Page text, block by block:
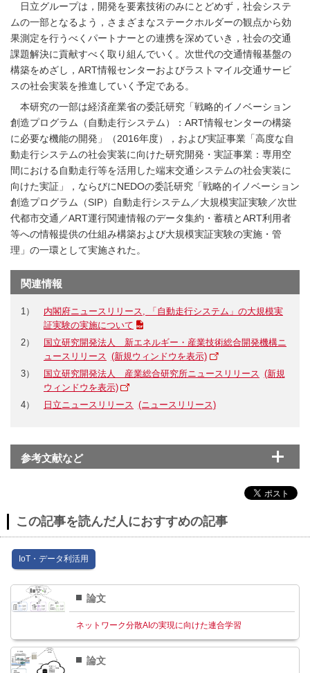
日立グループは，開発を要素技術のみにとどめず，社会システ
ムの一部となるよう，さまざまなステークホルダーの観点から効
果測定を行うべくパートナーとの連携を深めていき，社会の交通
課題解決に貢献すべく取り組んでいく。次世代の交通情報基盤の
構築をめざし，ART情報センターおよびラストマイル交通サービ
スの社会実装を推進していく予定である。
本研究の一部は経済産業省の委託研究「戦略的イノベーション
創造プログラム（自動走行システム）：ART情報センターの構築
に必要な機能の開発」（2016年度），および実証事業「高度な自
動走行システムの社会実装に向けた研究開発・実証事業：専用空
間における自動走行等を活用した端末交通システムの社会実装に
向けた実証」，ならびにNEDOの委託研究「戦略的イノベーション
創造プログラム（SIP）自動走行システム／大規模実証実験／次世
代都市交通／ART運行関連情報のデータ集約・蓄積とART利用者
等への情報提供の仕組み構築および大規模実証実験の実施・管
理」の一環として実施された。
関連情報
1）
内閣府ニュースリリース, 「自動走行システム」の大規模実
証実験の実施について
2）
国立研究開発法人 新エネルギー・産業技術総合開発機構ニ
ュースリリース
3）
国立研究開発法人 産業総合研究所ニュースリリース
4） 日立ニュースリリース
参考文献など
この記事を読んだ人におすすめの記事
IoT・データ利活⽤
論文
ネットワーク分散AIの実現に向けた連合学習
論文